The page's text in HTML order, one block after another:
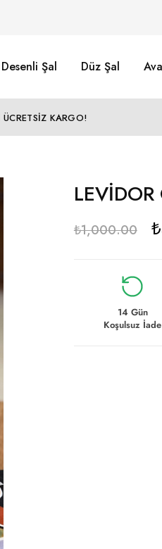
Desenli Şal Düz Şal
KARGO!
₺1,000.00 ₺
14 Gün
Koşulsuz İade